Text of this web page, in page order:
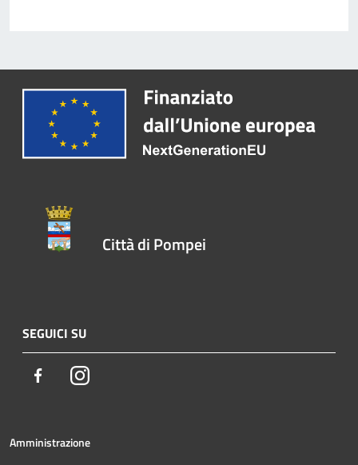
Città di Pompei
SEGUICI SU
FacebookInstagram
Amministrazione